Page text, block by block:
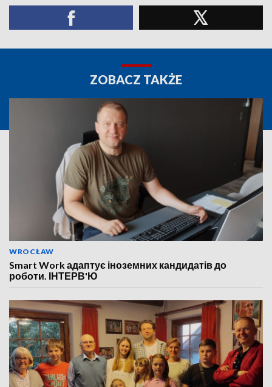
ZOBACZ TAKŻE
WROCŁAW
Smart Work адаптує іноземних кандидатів до
роботи. ІНТЕРВ'Ю